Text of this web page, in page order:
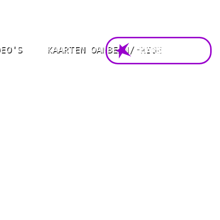
KAARTEN OANBEAN/FREGEFOARSTELLING